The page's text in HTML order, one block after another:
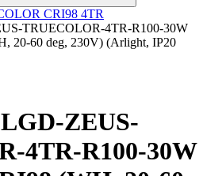
CRI98 4TR
TRUECOLOR-4TR-R100-30W
20-60 deg, 230V) (Arlight, IP20
ZEUS-
4TR-R100-30W